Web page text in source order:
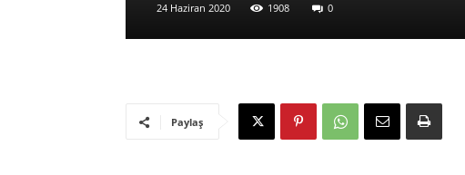
24 Haziran 2020 1908 0
Paylaş